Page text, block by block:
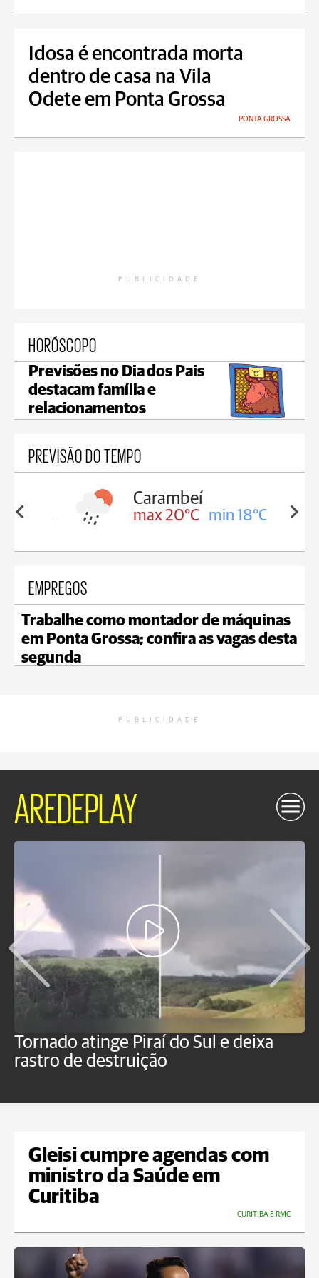
Idosa é encontrada morta
dentro de casa na Vila
Odete em Ponta Grossa
PONTA GROSSA
PUBLICIDADE
HORÓSCOPO
Previsões no Dia dos Pais
destacam família e
relacionamentos
PREVISÃO DO TEMPO
18°C
Carambeí
max 20°C min 18°C
EMPREGOS
Trabalhe como montador de máquinas
em Ponta Grossa; confira as vagas desta
segunda
PUBLICIDADE
AREDEPLAY
Tornado atinge Piraí do Sul e deixa
rastro de destruição
Gleisi cumpre agendas com
ministro da Saúde em
Curitiba
CURITIBA E RMC